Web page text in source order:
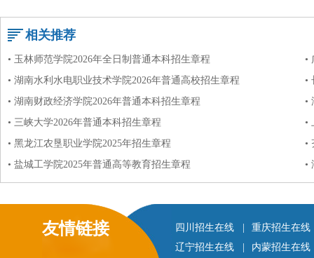
相关推荐
• 玉林师范学院2026年全日制普通本科招生章程
•
• 湖南水利水电职业技术学院2026年普通高校招生章程
•
• 湖南财政经济学院2026年普通本科招生章程
•
• 三峡大学2026年普通本科招生章程
•
• 黑龙江农垦职业学院2025年招生章程
•
• 盐城工学院2025年普通高等教育招生章程
•
友情链接 四川招生在线 重庆招生在线
辽宁招生在线
内蒙招生在线